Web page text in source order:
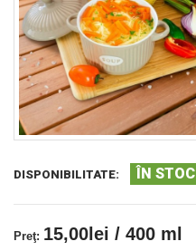
DISPONIBILITATE: ÎN STOC
Preţ: 15,00lei / 400 ml